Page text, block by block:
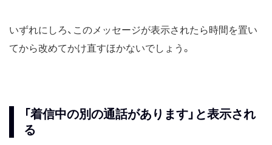
いずれにしろ、このメッセージが表示されたら時間を置い
てから改めてかけ直すほかないでしょう。
「着信中の別の通話があります」と表示され
る